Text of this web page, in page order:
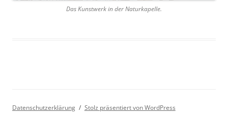
Das Kunstwerk in der Naturkapelle.
Datenschutzerklärung Stolz präsentiert von WordPress